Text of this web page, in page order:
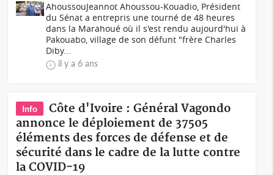
AhoussouJeannot Ahoussou-Kouadio, Président
du Sénat a entrepris une tourné de 48 heures
dans la Marahoué où il s'est rendu aujourd'hui à
Pakouabo, village de son défunt "frère Charles
Diby...
il y a 6 ans
Info
Côte d'Ivoire : Général Vagondo
annonce le déploiement de 37505
éléments des forces de défense et de
sécurité dans le cadre de la lutte contre
la COVID-19